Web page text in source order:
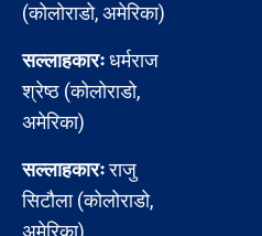
(कोलोराडो, अमेरिका)
सल्लाहकारःधर्मराज
श्रेष्ठ (कोलोराडो,
अमेरिका)
सल्लाहकारःराजु
सिटौला (कोलोराडो,